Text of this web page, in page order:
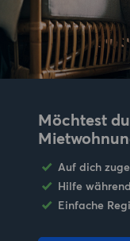
Möchtest
Auf dich
Hilfe
Einfache